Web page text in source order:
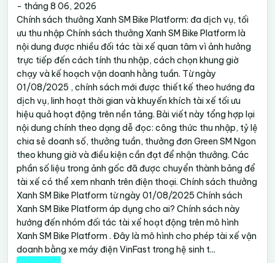
- tháng 8 06, 2026
Chính sách thưởng Xanh SM Bike Platform: đa dịch vụ, tối
ưu thu nhập Chính sách thưởng Xanh SM Bike Platform là
nội dung được nhiều đối tác tài xế quan tâm vì ảnh hưởng
trực tiếp đến cách tính thu nhập, cách chọn khung giờ
chạy và kế hoạch vận doanh hằng tuần. Từ ngày
01/08/2025 , chính sách mới được thiết kế theo hướng đa
dịch vụ, linh hoạt thời gian và khuyến khích tài xế tối ưu
hiệu quả hoạt động trên nền tảng. Bài viết này tổng hợp lại
nội dung chính theo dạng dễ đọc: công thức thu nhập, tỷ lệ
chia sẻ doanh số, thưởng tuần, thưởng đơn Green SM Ngon
theo khung giờ và điều kiện cần đạt để nhận thưởng. Các
phần số liệu trong ảnh gốc đã được chuyển thành bảng để
tài xế có thể xem nhanh trên điện thoại. Chính sách thưởng
Xanh SM Bike Platform từ ngày 01/08/2025 Chính sách
Xanh SM Bike Platform áp dụng cho ai? Chính sách này
hướng đến nhóm đối tác tài xế hoạt động trên mô hình
Xanh SM Bike Platform . Đây là mô hình cho phép tài xế vận
doanh bằng xe máy điện VinFast trong hệ sinh t...